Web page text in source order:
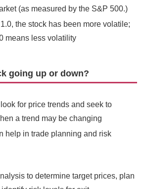
(as measured by the S&P 500.)
the stock has been more volatile;
means less volatility
going up or down?
for price trends and seek to
a trend may be changing
help in trade planning and risk
to determine target prices, plan